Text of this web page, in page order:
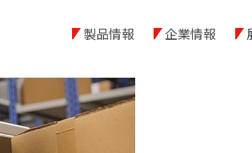
製品情報 企業情報